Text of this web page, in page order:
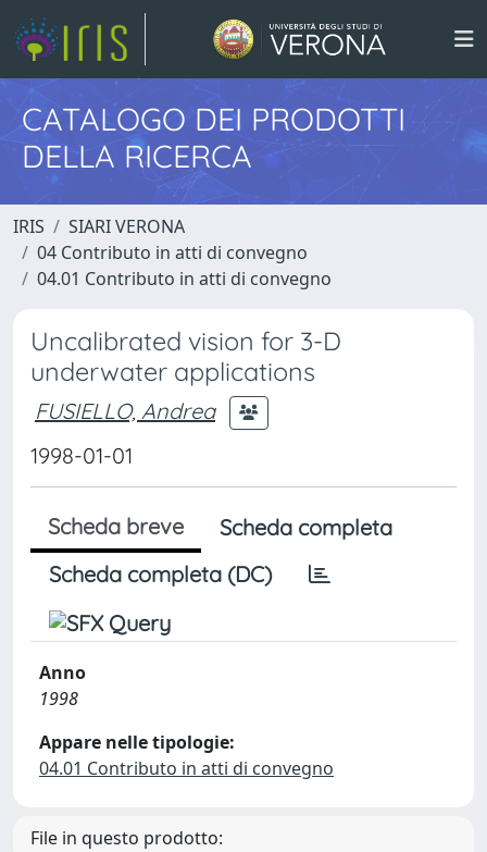
CATALOGO DEI PRODOTTI
DELLA RICERCA
IRIS
SIARI VERONA
04 Contributo in atti di convegno
04.01 Contributo in atti di convegno
Uncalibrated vision for 3-D
underwater applications
FUSIELLO, Andrea
1998-01-01
Scheda breve
Scheda completa
Scheda completa (DC)
Anno
1998
Appare nelle tipologie:
04.01 Contributo in atti di convegno
File in questo prodotto: